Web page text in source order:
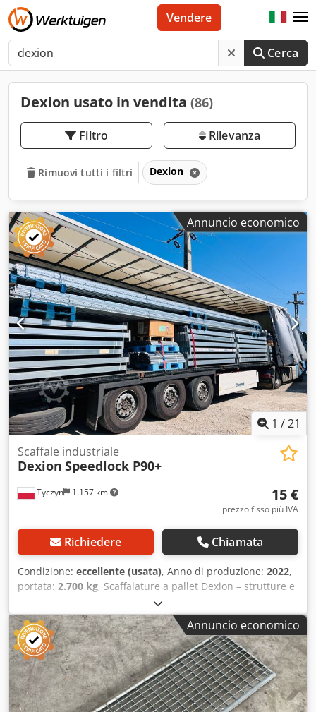
Cerca
Vendere
Dexion usato in vendita (86)
Filtro Rilevanza
Rimuovi tutti i filtri Dexion
Annuncio economico
1 /21
Tyczyn 1.157 km
Scaffale industriale
Dexion Speedlock P90+
15 €
prezzo fisso più IVA
Richiedere Chiamata
Condizione: eccellente (usata), Anno di produzione: 2022,
portata: 2.700 kg, Scaffalature a pallet Dexion – strutture e
traversi zincati da 3300 mm Offriamo in vendita un ampio
lotto di scaffalature a pallet Dexion, adatte, tra l'altro, allo
stoccaggio di pallet industriali. Elementi disponibili:
Strutture: * struttura zincata, * circa 400 unità, * diverse
altezze disponibili su richiesta. Traversi: * lunghezza: 3300
mm, * profilo: 130 × 50 mm, * esecuzione zincata, *
portata: 3 × 900 kg, ovvero fino a 2700 kg per livello, * circa
4000 unità. L'elevata disponibilità di elementi consente di
Annuncio economico